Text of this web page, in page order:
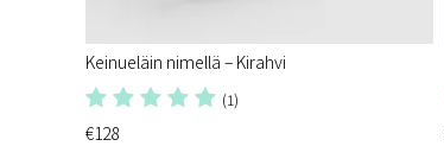
Keinueläin nimellä – Kirahvi
(1)
€128